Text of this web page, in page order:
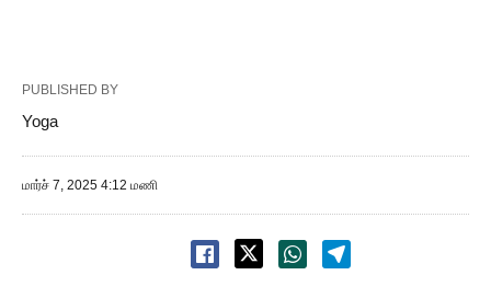
PUBLISHED BY
Yoga
மார்ச் 7, 2025 4:12 மணி